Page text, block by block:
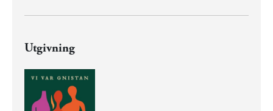
Utgivning